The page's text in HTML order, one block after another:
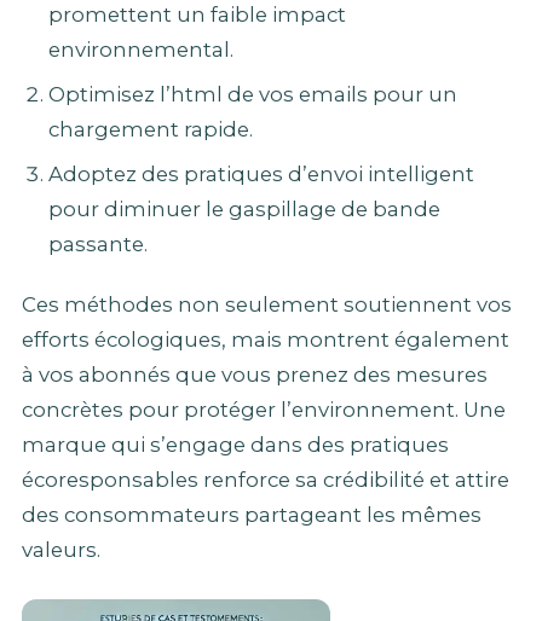
promettent un faible impact
environnemental.
Optimisez l’html de vos emails pour un
chargement rapide.
Adoptez des pratiques d’envoi intelligent
pour diminuer le gaspillage de bande
passante.
Ces méthodes non seulement soutiennent vos
efforts écologiques, mais montrent également
à vos abonnés que vous prenez des mesures
concrètes pour protéger l’environnement. Une
marque qui s’engage dans des pratiques
écoresponsables renforce sa crédibilité et attire
des consommateurs partageant les mêmes
valeurs.